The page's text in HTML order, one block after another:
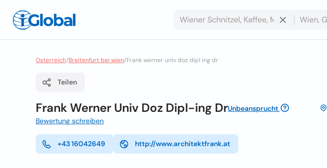
Osterreich/Breitenfurt bei wien/Frank werner univ doz dipl ing dr
Teilen
Frank Werner Univ Doz Dipl-ing DrUnbeansprucht
Bewertung schreiben
+43 16042649 http://www.architektfrank.at